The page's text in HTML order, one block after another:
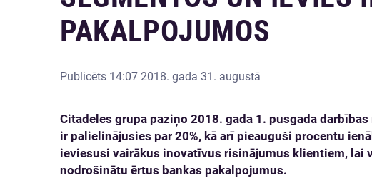
PAKALPOJUMOS
Publicēts 14:07 2018. gada 31. augustā
Citadeles grupa paziņo 2018. gada 1. pusgada
ir palielinājusies par 20%, kā arī pieauguši procentu
ieviesusi vairākus inovatīvus risinājumus klientiem, lai
nodrošinātu ērtus bankas pakalpojumus.